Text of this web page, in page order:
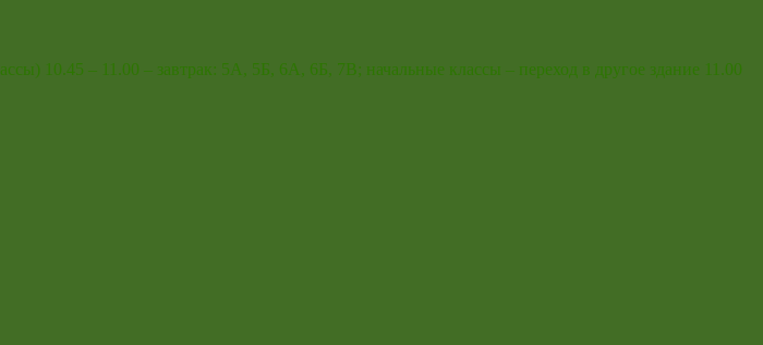
10.45 – 11.00 – завтрак: 5А, 5Б, 6А, 6Б, 7В; начальные классы – переход в другое здание 11.00